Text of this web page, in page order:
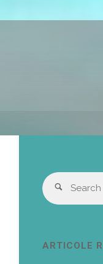
Search
ARTICOLE